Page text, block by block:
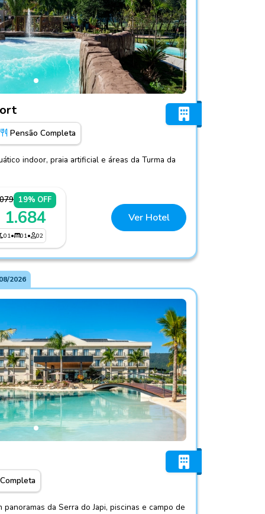
Pensão Completa
indoor, praia artificial e áreas da Turma da
19% OFF
1.684
01• 01• 02
Ver Hotel
2026
da Serra do Japi, piscinas e campo de